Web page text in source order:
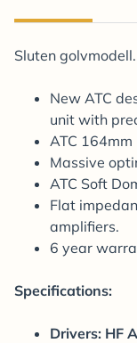
Sluten golvmodell.
New ATC
unit with
ATC
Massive
ATC Soft
Flat
amplifiers.
6 year
Specifications:
Drivers: HF